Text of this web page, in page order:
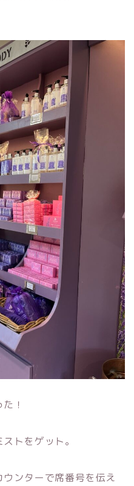
！
トをゲット。
ンターで席番号を伝え